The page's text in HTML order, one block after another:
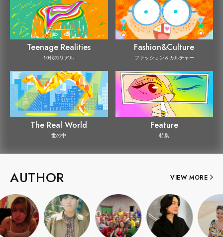
Teenage Realities
10代のリアル
Fashion&Culture
ファッション＆カルチャー
The Real World
世の中
Feature
特集
AUTHOR VIEW MORE